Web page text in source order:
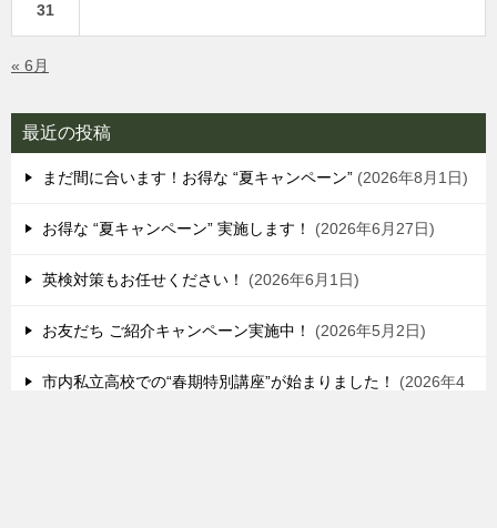
31
« 6月
最近の投稿
まだ間に合います！お得な “夏キャンペーン” 2026年8月1日
お得な “夏キャンペーン” 実施します！ 2026年6月27日
英検対策もお任せください！ 2026年6月1日
お友だち ご紹介キャンペーン実施中！ 2026年5月2日
市内私立高校での“春期特別講座”が始まりました！
2026年4